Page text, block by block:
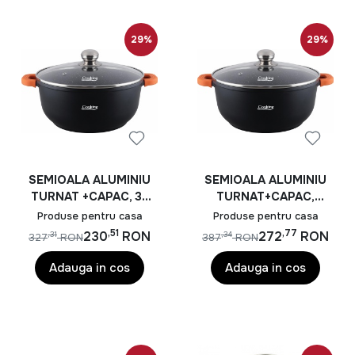
29%
SEMIOALA ALUMINIU
TURNAT +CAPAC, 36
CM X 16 CM, 13.5 L,
DARK LINE, COOKING
Produse pentru casa
230,51 RON
327,31 RON
Adauga in cos
29%
SEMIOALA ALUMINIU
TURNAT+CAPAC,
40x17.5 cm, 18.5 L,
DARK LINE, COOKING
Produse pentru casa
272,77 RON
387,34 RON
Adauga in cos